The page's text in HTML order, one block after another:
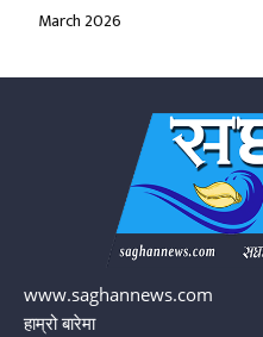
March 2026
www.saghannews.com
हाम्रो बारेमा